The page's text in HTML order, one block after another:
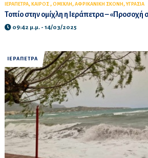
ΙΕΡΑΠΕΤΡΑ, ΚΑΙΡΟΣ , ΟΜΙΧΛΗ , ΑΦΡΙΚΑΝΙΚΗ ΣΚΟΝΗ , ΥΓΡΑΣΙΑ
Τοπίο στην ομίχλη η Ιεράπετρα – «Προσοχή
09:42 μ.μ. - 14/03/2025
ΙΕΡΑΠΕΤΡΑ